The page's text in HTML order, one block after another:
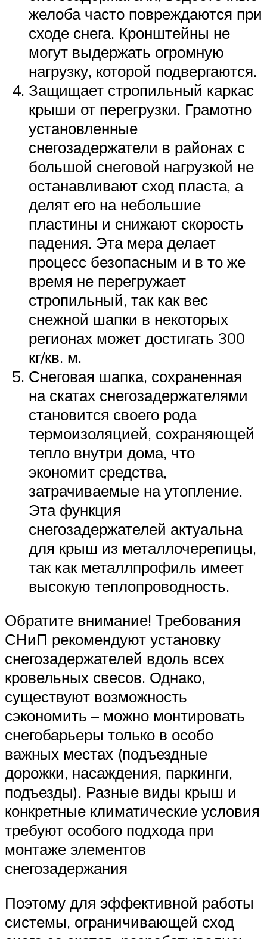
желоба часто повреждаются при
сходе снега. Кронштейны не
могут выдержать огромную
нагрузку, которой подвергаются.
Защищает стропильный каркас
крыши от перегрузки. Грамотно
установленные
снегозадержатели в районах с
большой снеговой нагрузкой не
останавливают сход пласта, а
делят его на небольшие
пластины и снижают скорость
падения. Эта мера делает
процесс безопасным и в то же
время не перегружает
стропильный, так как вес
снежной шапки в некоторых
регионах может достигать 300
кг/кв. м.
Снеговая шапка, сохраненная
на скатах снегозадержателями
становится своего рода
термоизоляцией, сохраняющей
тепло внутри дома, что
экономит средства,
затрачиваемые на утопление.
Эта функция
снегозадержателей актуальна
для крыш из металлочерепицы,
так как металлпрофиль имеет
высокую теплопроводность.
Обратите внимание! Требования
СНиП рекомендуют установку
снегозадержателей вдоль всех
кровельных свесов. Однако,
существуют возможность
сэкономить – можно монтировать
снегобарьеры только в особо
важных местах (подъездные
дорожки, насаждения, паркинги,
подъезды). Разные виды крыш и
конкретные климатические условия
требуют особого подхода при
монтаже элементов
снегозадержания
Поэтому для эффективной работы
системы, ограничивающей сход